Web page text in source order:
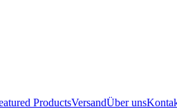
ProductsVersandÜber uns